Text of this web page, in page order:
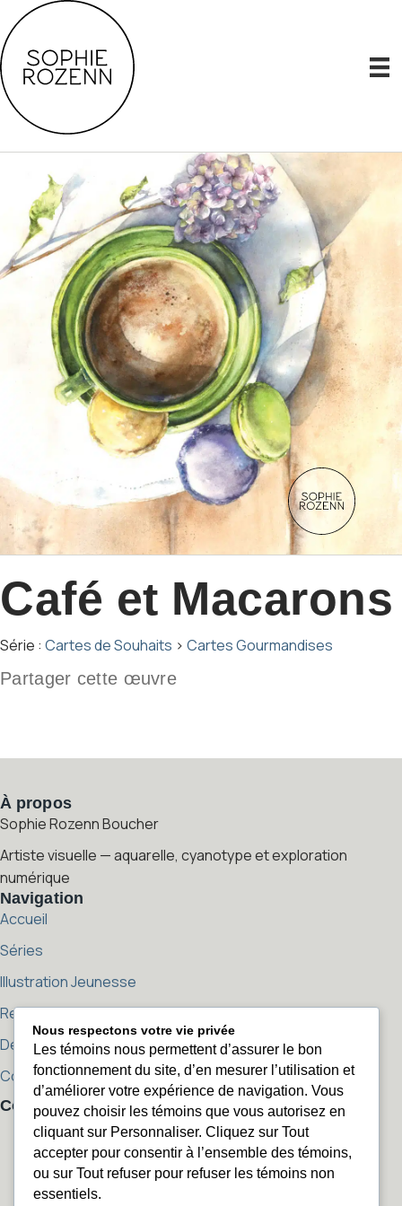
Café et Macarons
Série : Cartes de Souhaits › Cartes Gourmandises
Partager cette œuvre
À propos
Sophie Rozenn Boucher
Artiste visuelle — aquarelle, cyanotype et exploration
numérique
Navigation
Accueil
Séries
Illustration Jeunesse
Reproductions
Démarche artistique
Contact
Contact
sophierozenn@sophierozenn.com
sophierozenn@sophierozenn.com
450 405-2506
450 405-2506
Instagram
Nous respectons votre vie privée
Les témoins nous permettent d’assurer le bon
fonctionnement du site, d’en mesurer l’utilisation et
d’améliorer votre expérience de navigation. Vous
pouvez choisir les témoins que vous autorisez en
cliquant sur Personnaliser. Cliquez sur Tout
accepter pour consentir à l’ensemble des témoins,
ou sur Tout refuser pour refuser les témoins non
essentiels.